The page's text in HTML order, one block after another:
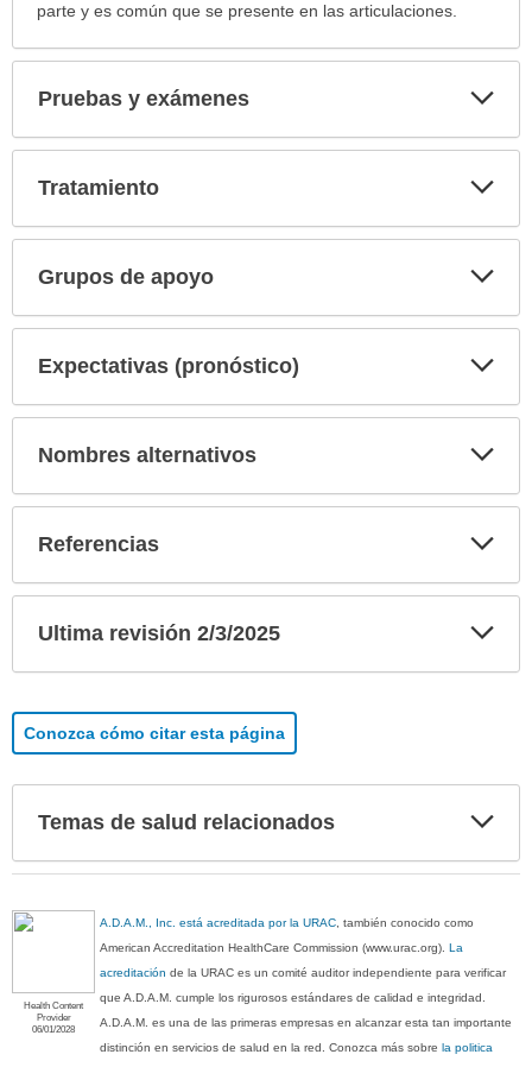
parte y es común que se presente en las articulaciones.
Pruebas y exámenes
Tratamiento
Grupos de apoyo
Expectativas (pronóstico)
Nombres alternativos
Referencias
Ultima revisión 2/3/2025
Conozca cómo citar esta página
Temas de salud relacionados
Health Content
Provider
06/01/2028
A.D.A.M., Inc. está acreditada por la URAC, también conocido como
American Accreditation HealthCare Commission (www.urac.org).La
acreditación de la URAC es un comité auditor independiente para verificar
que A.D.A.M. cumple los rigurosos estándares de calidad e integridad.
A.D.A.M. es una de las primeras empresas en alcanzar esta tan importante
distinción en servicios de salud en la red. Conozca más sobrela politica